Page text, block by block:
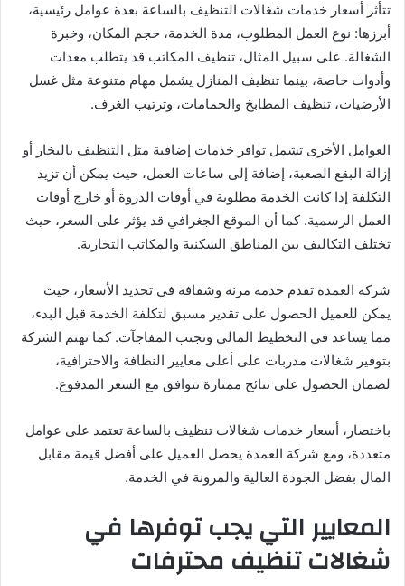
تتأثر أسعار خدمات شغالات التنظيف بالساعة بعدة عوامل رئيسية،
أبرزها: نوع العمل المطلوب، مدة الخدمة، حجم المكان، وخبرة
الشغالة. على سبيل المثال، تنظيف المكاتب قد يتطلب معدات
وأدوات خاصة، بينما تنظيف المنازل يشمل مهام متنوعة مثل غسل
الأرضيات، تنظيف المطابخ والحمامات، وترتيب الغرف.
العوامل الأخرى تشمل توافر خدمات إضافية مثل التنظيف بالبخار أو
إزالة البقع الصعبة، إضافة إلى ساعات العمل، حيث يمكن أن تزيد
التكلفة إذا كانت الخدمة مطلوبة في أوقات الذروة أو خارج أوقات
العمل الرسمية. كما أن الموقع الجغرافي قد يؤثر على السعر، حيث
تختلف التكاليف بين المناطق السكنية والمكاتب التجارية.
شركة العمدة تقدم خدمة مرنة وشفافة في تحديد الأسعار، حيث
يمكن للعميل الحصول على تقدير مسبق لتكلفة الخدمة قبل البدء،
مما يساعد في التخطيط المالي وتجنب المفاجآت. كما تهتم الشركة
بتوفير شغالات مدربات على أعلى معايير النظافة والاحترافية،
لضمان الحصول على نتائج ممتازة تتوافق مع السعر المدفوع.
باختصار، أسعار خدمات شغالات تنظيف بالساعة تعتمد على عوامل
متعددة، ومع شركة العمدة يحصل العميل على أفضل قيمة مقابل
المال بفضل الجودة العالية والمرونة في الخدمة.
المعايير التي يجب توفرها في
شغالات تنظيف محترفات